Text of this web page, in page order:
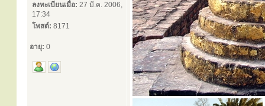
ลงทะเบียนเมื่อ: 27 มี.ค. 2006,
17:34
โพสต์: 8171
อายุ: 0